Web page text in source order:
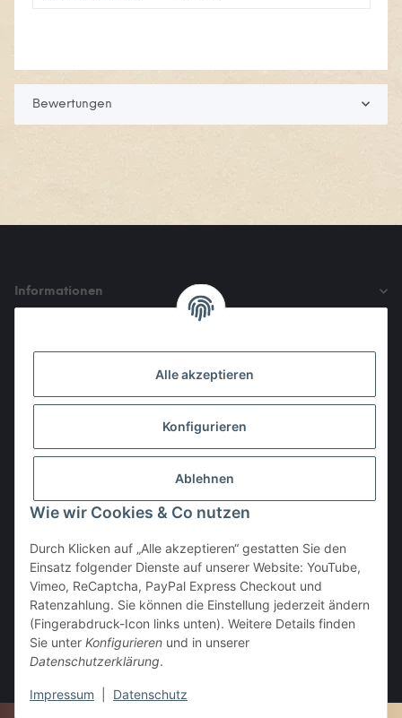
Bewertungen
Informationen
Vertrag widerrufen
Alle akzeptieren
Konfigurieren
Ablehnen
Wie wir Cookies & Co nutzen
Durch Klicken auf „Alle akzeptieren“ gestatten Sie den
Einsatz folgender Dienste auf unserer Website: YouTube,
Vimeo, ReCaptcha, PayPal Express Checkout und
Ratenzahlung. Sie können die Einstellung jederzeit ändern
(Fingerabdruck-Icon links unten). Weitere Details finden
Sie unter Konfigurieren und in unserer
Datenschutzerklärung.
Impressum Datenschutz